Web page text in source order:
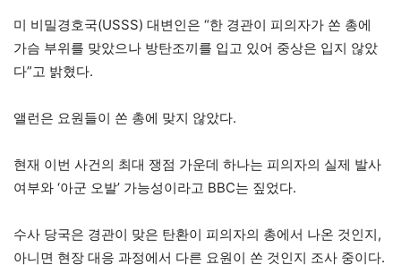
미 비밀경호국(USSS) 대변인은 “한 경관이 피의자가 쏜 총에
가슴 부위를 맞았으나 방탄조끼를 입고 있어 중상은 입지 않았
다”고 밝혔다.
앨런은 요원들이 쏜 총에 맞지 않았다.
현재 이번 사건의 최대 쟁점 가운데 하나는 피의자의 실제 발사
여부와 ‘아군 오발’ 가능성이라고 BBC는 짚었다.
수사 당국은 경관이 맞은 탄환이 피의자의 총에서 나온 것인지,
아니면 현장 대응 과정에서 다른 요원이 쏜 것인지 조사 중이다.